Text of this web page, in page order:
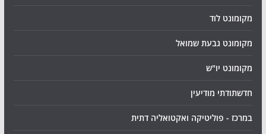
מקומונט לוד
מקומונט גבעת שמואל
מקומונט יו"ש
חדשתודתי מודיעין
במרכז - פוליטיקה ואקטואליה דתית